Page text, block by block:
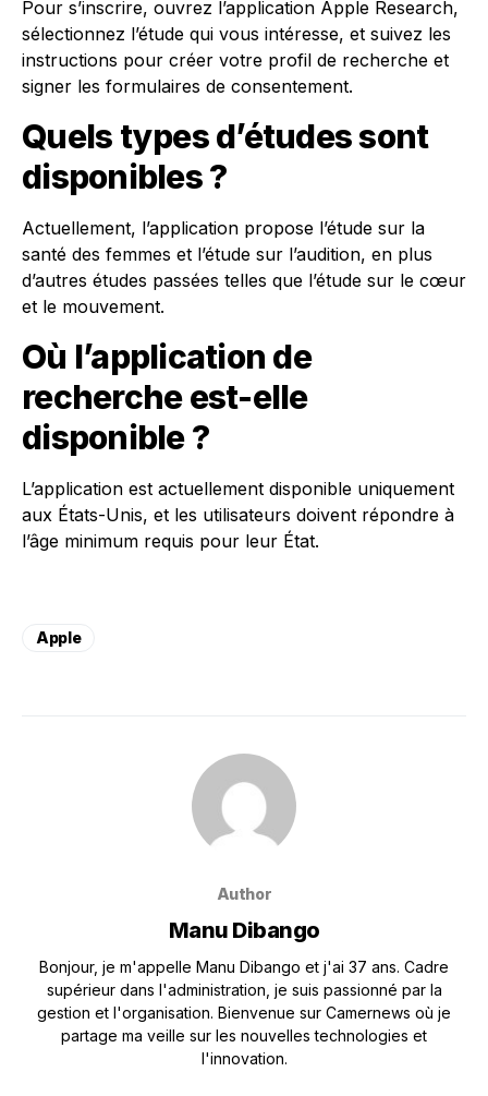
Pour s’inscrire, ouvrez l’application Apple Research,
sélectionnez l’étude qui vous intéresse, et suivez les
instructions pour créer votre profil de recherche et
signer les formulaires de consentement.
Quels types d’études sont
disponibles ?
Actuellement, l’application propose l’étude sur la
santé des femmes et l’étude sur l’audition, en plus
d’autres études passées telles que l’étude sur le cœur
et le mouvement.
Où l’application de
recherche est-elle
disponible ?
L’application est actuellement disponible uniquement
aux États-Unis, et les utilisateurs doivent répondre à
l’âge minimum requis pour leur État.
Apple
Author
Manu Dibango
Bonjour, je m'appelle Manu Dibango et j'ai 37 ans. Cadre
supérieur dans l'administration, je suis passionné par la
gestion et l'organisation. Bienvenue sur Camernews où je
partage ma veille sur les nouvelles technologies et
l'innovation.